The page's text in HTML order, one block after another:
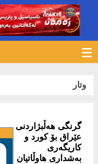
وتار
گرنگی هەڵبژاردنی
عێراق بۆ كورد و
كاریگەری
بەشداری هاوڵاتیان